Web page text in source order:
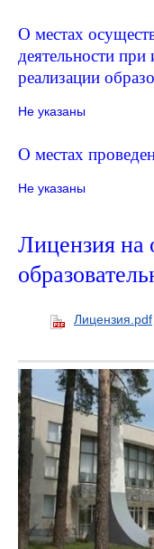
О местах
деятельности
реализации
Не указаны
О местах
Не указаны
Лицензия на
Лицензия.pdf